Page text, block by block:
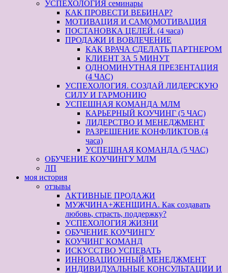
УСПЕХОЛОГИЯ семинары
КАК ПРОВЕСТИ ВЕБИНАР?
МОТИВАЦИЯ И САМОМОТИВАЦИЯ
ПОСТАНОВКА ЦЕЛЕЙ. (4 часа)
ПРОДАЖИ И ВОВЛЕЧЕНИЕ
КАК ВРАЧА СДЕЛАТЬ ПАРТНЕРОМ
КЛИЕНТ ЗА 5 МИНУТ
ОДНОМИНУТНАЯ ПРЕЗЕНТАЦИЯ
(4 ЧАС)
УСПЕХОЛОГИЯ. СОЗДАЙ ЛИДЕРСКУЮ
СИЛУ И ГАРМОНИЮ
УСПЕШНАЯ КОМАНДА МЛМ
КАРЬЕРНЫЙ КОУЧИНГ (5 ЧАС)
ЛИДЕРСТВО И МЕНЕДЖМЕНТ
РАЗРЕШЕНИЕ КОНФЛИКТОВ (4
часа)
УСПЕШНАЯ КОМАНДА (5 ЧАС)
ОБУЧЕНИЕ КОУЧИНГУ МЛМ
ЛП
моя история
отзывы
АКТИВНЫЕ ПРОДАЖИ
МУЖЧИНА+ЖЕНЩИНА. Как создавать
любовь, страсть, поддержку?
УСПЕХОЛОГИЯ ЖИЗНИ
ОБУЧЕНИЕ КОУЧИНГУ
КОУЧИНГ КОМАНД
ИСКУССТВО УСПЕВАТЬ
ИННОВАЦИОННЫЙ МЕНЕДЖМЕНТ
ИНДИВИДУАЛЬНЫЕ КОНСУЛЬТАЦИИ И